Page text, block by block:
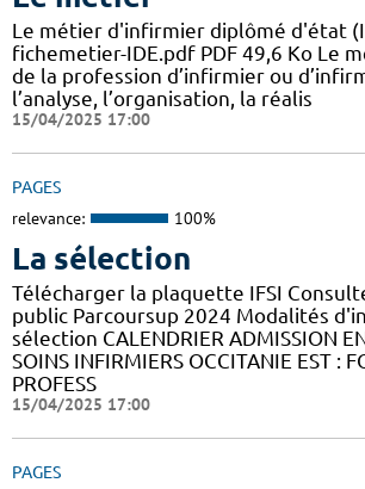
Le métier d'infirmier diplômé d'état
fichemetier-IDE.pdf PDF 49,6 Ko Le
de la profession d’infirmier ou
l’analyse, l’organisation, la réalis
15/04/2025 17:00
PAGES
relevance: 100%
La sélection
Télécharger la plaquette IFSI
public Parcoursup 2024 Modalités
sélection CALENDRIER ADMISSION
SOINS INFIRMIERS OCCITANIE EST :
PROFESS
15/04/2025 17:00
PAGES